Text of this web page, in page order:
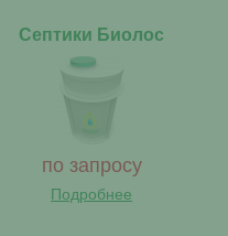
Септики Биолос
по запросу
Подробнее